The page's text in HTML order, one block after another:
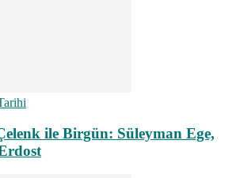
ile Birgün: Süleyman Ege,